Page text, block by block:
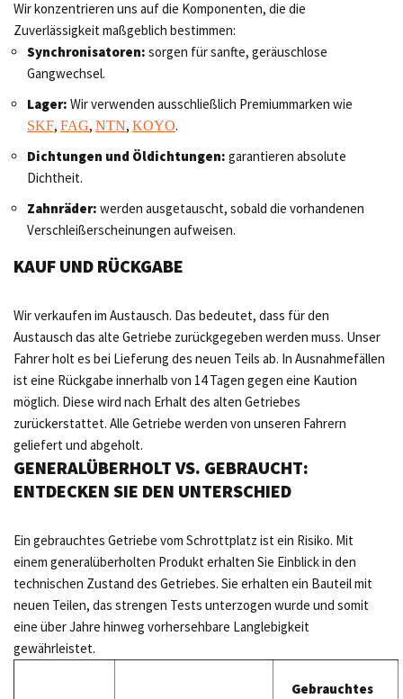
Wir konzentrieren uns auf die Komponenten, die die
Zuverlässigkeit maßgeblich bestimmen:
Synchronisatoren: sorgen für sanfte, geräuschlose
Gangwechsel.
Lager: Wir verwenden ausschließlich Premiummarken wie
SKF, FAG, NTN, KOYO.
Dichtungen und Öldichtungen: garantieren absolute
Dichtheit.
Zahnräder: werden ausgetauscht, sobald die vorhandenen
Verschleißerscheinungen aufweisen.
KAUF UND RÜCKGABE
Wir verkaufen im Austausch. Das bedeutet, dass für den
Austausch das alte Getriebe zurückgegeben werden muss. Unser
Fahrer holt es bei Lieferung des neuen Teils ab. In Ausnahmefällen
ist eine Rückgabe innerhalb von 14 Tagen gegen eine Kaution
möglich. Diese wird nach Erhalt des alten Getriebes
zurückerstattet. Alle Getriebe werden von unseren Fahrern
geliefert und abgeholt.
GENERALÜBERHOLT VS. GEBRAUCHT:
ENTDECKEN SIE DEN UNTERSCHIED
Ein gebrauchtes Getriebe vom Schrottplatz ist ein Risiko. Mit
einem generalüberholten Produkt erhalten Sie Einblick in den
technischen Zustand des Getriebes. Sie erhalten ein Bauteil mit
neuen Teilen, das strengen Tests unterzogen wurde und somit
eine über Jahre hinweg vorhersehbare Langlebigkeit
gewährleistet.
Gebrauchtes